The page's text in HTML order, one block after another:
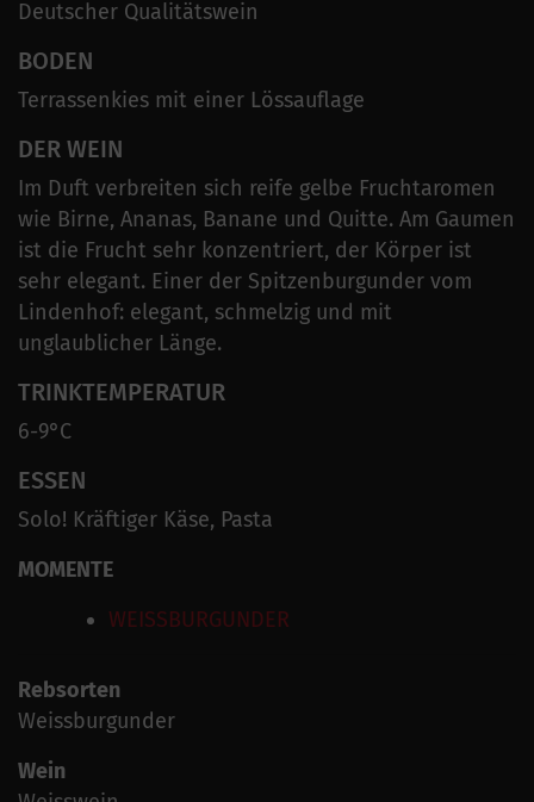
Deutscher Qualitätswein
BODEN
Terrassenkies mit einer Lössauflage
DER WEIN
Im Duft verbreiten sich reife gelbe Fruchtaromen
wie Birne, Ananas, Banane und Quitte. Am Gaumen
ist die Frucht sehr konzentriert, der Körper ist
sehr elegant. Einer der Spitzenburgunder vom
Lindenhof: elegant, schmelzig und mit
unglaublicher Länge.
TRINKTEMPERATUR
6-9°C
ESSEN
Solo! Kräftiger Käse, Pasta
MOMENTE
WEISSBURGUNDER
Rebsorten
Weissburgunder
Wein